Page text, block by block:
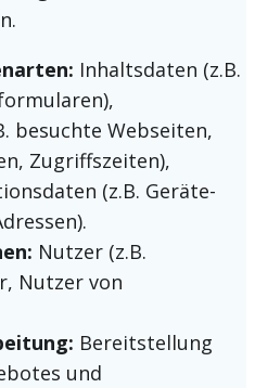
Inhaltsdaten (z.B.
besuchte Webseiten,
Zugriffszeiten),
(z.B. Geräte-
Nutzer (z.B.
Nutzer von
Bereitstellung
und